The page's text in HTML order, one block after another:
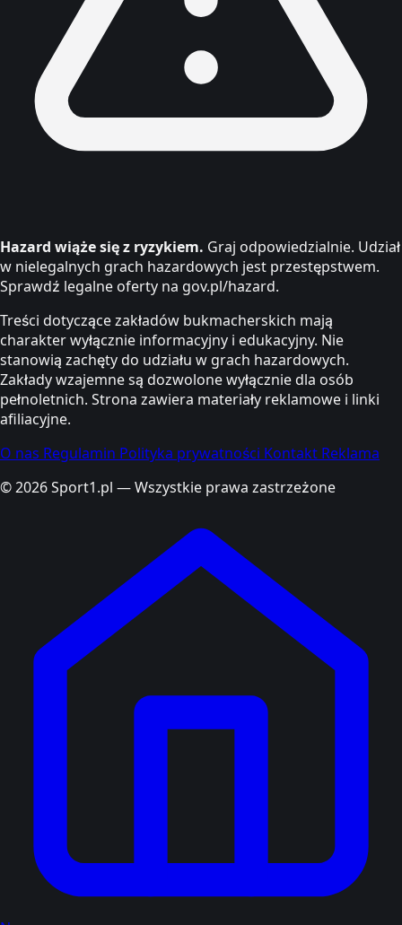
Hazard wiąże się z ryzykiem. Graj odpowiedzialnie. Udział
w nielegalnych grach hazardowych jest przestępstwem.
Sprawdź legalne oferty na gov.pl/hazard.
Treści dotyczące zakładów bukmacherskich mają
charakter wyłącznie informacyjny i edukacyjny. Nie
stanowią zachęty do udziału w grach hazardowych.
Zakłady wzajemne są dozwolone wyłącznie dla osób
pełnoletnich. Strona zawiera materiały reklamowe i linki
afiliacyjne.
O nas Regulamin Polityka prywatności Kontakt Reklama
© 2026 Sport1.pl — Wszystkie prawa zastrzeżone